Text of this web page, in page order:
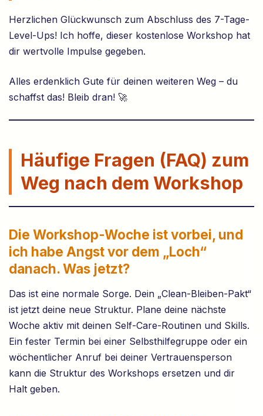
Herzlichen Glückwunsch zum Abschluss des 7-Tage-
Level-Ups! Ich hoffe, dieser kostenlose Workshop hat
dir wertvolle Impulse gegeben.
Alles erdenklich Gute für deinen weiteren Weg – du
schaffst das! Bleib dran! 🚀
Häufige Fragen (FAQ) zum
Weg nach dem Workshop
Die Workshop-Woche ist vorbei, und
ich habe Angst vor dem „Loch“
danach. Was jetzt?
Das ist eine normale Sorge. Dein „Clean-Bleiben-Pakt“
ist jetzt deine neue Struktur. Plane deine nächste
Woche aktiv mit deinen Self-Care-Routinen und Skills.
Ein fester Termin bei einer Selbsthilfegruppe oder ein
wöchentlicher Anruf bei deiner Vertrauensperson
kann die Struktur des Workshops ersetzen und dir
Halt geben.